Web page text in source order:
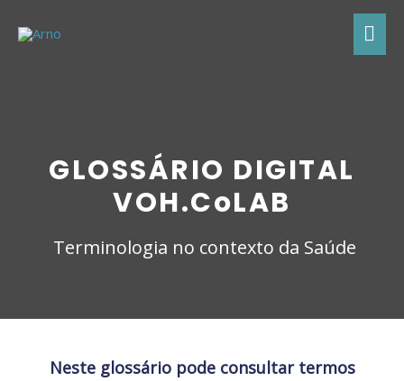
GLOSSÁRIO DIGITAL
VOH.CoLAB
Terminologia no contexto da Saúde
Neste glossário pode consultar termos